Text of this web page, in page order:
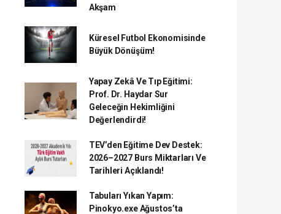
Akşam
Küresel Futbol Ekonomisinde
Büyük Dönüşüm!
Yapay Zekâ Ve Tıp Eğitimi:
Prof. Dr. Haydar Sur
Geleceğin Hekimliğini
Değerlendirdi!
TEV’den Eğitime Dev Destek:
2026–2027 Burs Miktarları Ve
Tarihleri Açıklandı!
Tabuları Yıkan Yapım:
Pinokyo.exe Ağustos’ta